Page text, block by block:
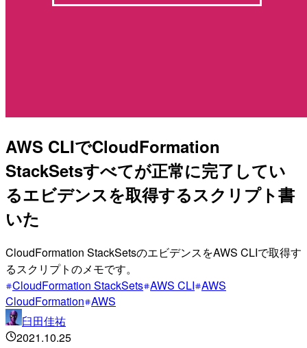
AWS CLIでCloudFormation
StackSetsすべてが正常に完了してい
るエビデンスを取得するスクリプト書
いた
CloudFormation StackSetsのエビデンスをAWS CLIで取得す
るスクリプトのメモです。
CloudFormation StackSets AWS CLI AWS
CloudFormation AWS
臼田佳祐
2021.10.25